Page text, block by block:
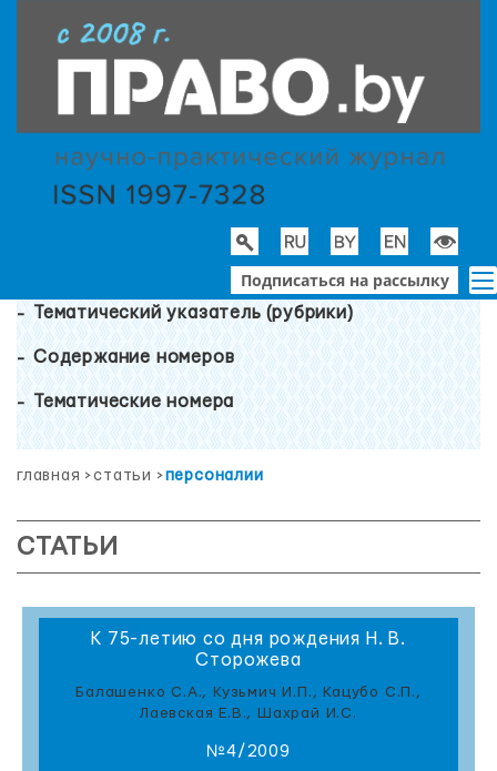
Подписаться на рассылку
Тематический указатель (рубрики)
Содержание номеров
Тематические номера
главная >статьи > персоналии
СТАТЬИ
К 75-летию со дня рождения Н. В.
Сторожева
Балашенко С.А., Кузьмич И.П., Кацубо С.П.,
Лаевская Е.В., Шахрай И.С.
№4/2009